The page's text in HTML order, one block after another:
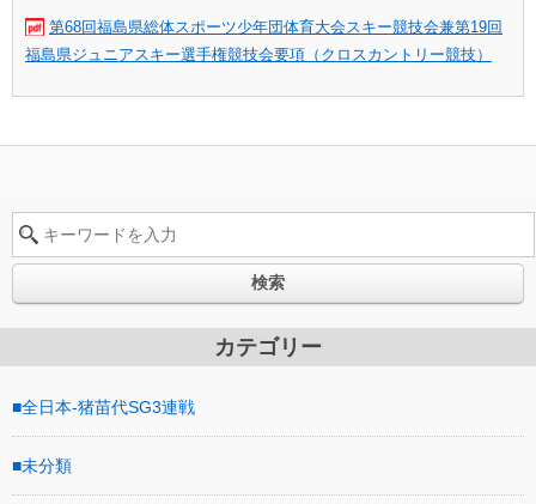
第68回福島県総体スポーツ少年団体育大会スキー競技会兼第19回
福島県ジュニアスキー選手権競技会要項（クロスカントリー競技）
検索
カテゴリー
全日本-猪苗代SG3連戦
未分類